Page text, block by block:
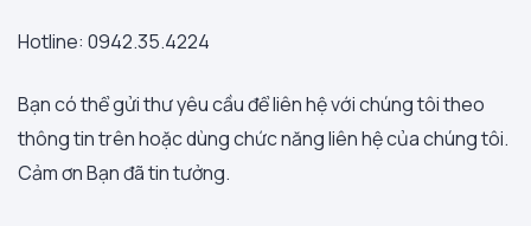
Hotline: 0942.35.4224
Bạn có thể gửi thư yêu cầu để liên hệ với chúng tôi theo
thông tin trên hoặc dùng chức năng liên hệ của chúng tôi.
Cảm ơn Bạn đã tin tưởng.